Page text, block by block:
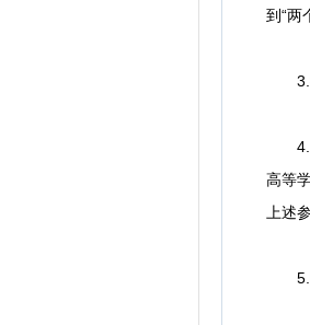
到“两
3.拥
4.所
高等
上述
5.除